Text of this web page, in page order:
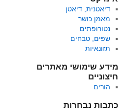
דיאטנית, דיאטן
מאמן כושר
נטורופתים
שפים, טבחים
תזונאיות
מידע שימושי מאתרים
חיצוניים
הורים
כתבות נבחרות